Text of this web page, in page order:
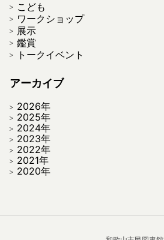
こども
ワークショップ
展示
鑑賞
トークイベント
アーカイブ
2026年
2025年
2024年
2023年
2022年
2021年
2020年